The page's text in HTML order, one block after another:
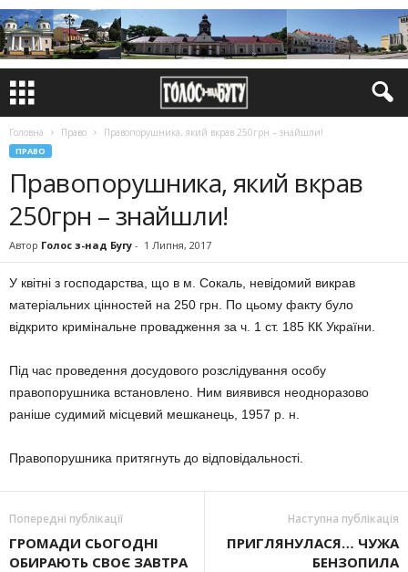
Головна Право Правопорушника, який вкрав 250грн – знайшли!
ПРАВО
Правопорушника, який вкрав
250грн – знайшли!
Автор Голос з-над Бугу - 1 Липня, 2017
У квітні з господарства, що в м. Сокаль, невідомий викрав
матеріальних цінностей на 250 грн. По цьому факту було
відкрито кримінальне провадження за ч. 1 ст. 185 КК України.
Під час проведення досудового розслідування особу
правопорушника встановлено. Ним виявився неодноразово
раніше судимий місцевий мешканець, 1957 р. н.
Правопорушника притягнуть до відповідальності.
Попередні публікації
ГРОМАДИ СЬОГОДНІ
ОБИРАЮТЬ СВОЄ ЗАВТРА
Наступна публікація
ПРИГЛЯНУЛАСЯ… ЧУЖА
БЕНЗОПИЛА